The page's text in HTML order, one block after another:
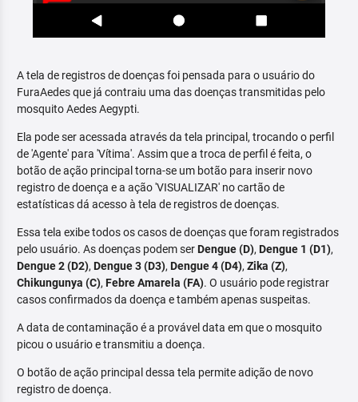
A tela de registros de doenças foi pensada para o usuário do
FuraAedes que já contraiu uma das doenças transmitidas pelo
mosquito Aedes Aegypti.
Ela pode ser acessada através da tela principal, trocando o perfil
de 'Agente' para 'Vítima'. Assim que a troca de perfil é feita, o
botão de ação principal torna-se um botão para inserir novo
registro de doença e a ação 'VISUALIZAR' no cartão de
estatísticas dá acesso à tela de registros de doenças.
Essa tela exibe todos os casos de doenças que foram registrados
pelo usuário. As doenças podem serDengue (D), Dengue 1 (D1),
Dengue 2 (D2), Dengue 3 (D3), Dengue 4 (D4), Zika (Z),
Chikungunya (C), Febre Amarela (FA). O usuário pode registrar
casos confirmados da doença e também apenas suspeitas.
A data de contaminação é a provável data em que o mosquito
picou o usuário e transmitiu a doença.
O botão de ação principal dessa tela permite adição de novo
registro de doença.